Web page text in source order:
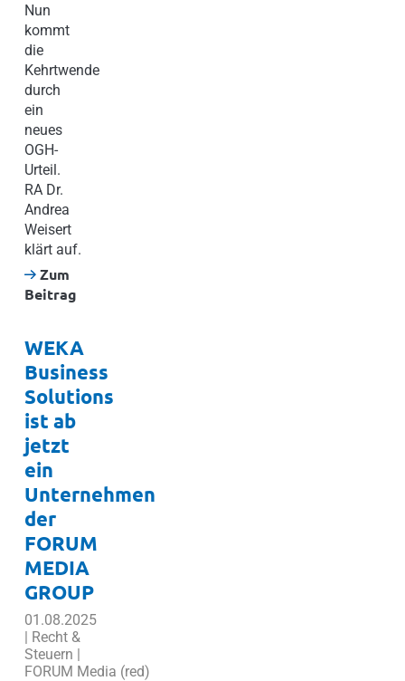
Nun
kommt
die
Kehrtwende
durch
ein
neues
OGH-
Urteil.
RA Dr.
Andrea
Weisert
klärt auf.
Zum
Beitrag
WEKA
Business
Solutions
ist ab
jetzt
ein
Unternehmen
der
FORUM
MEDIA
GROUP
01.08.2025
| Recht &
Steuern |
FORUM Media (red)